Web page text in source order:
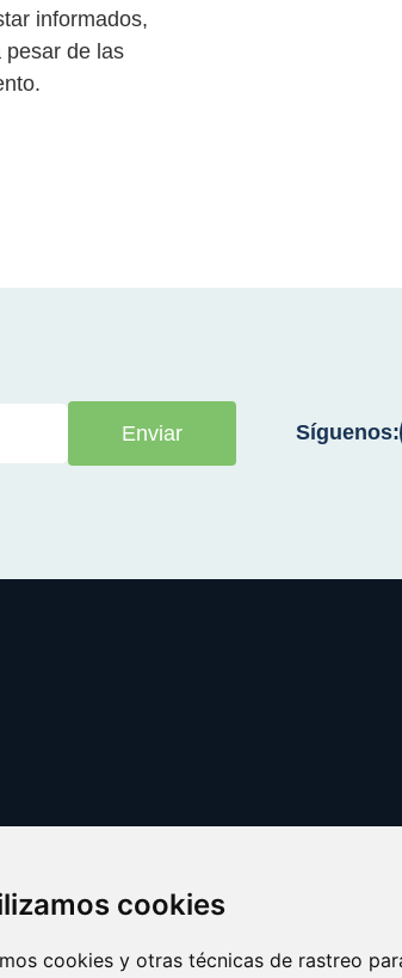
cookies
cookies y otras técnicas de rastreo
informados,
pesar de las
Enviar Síguenos: